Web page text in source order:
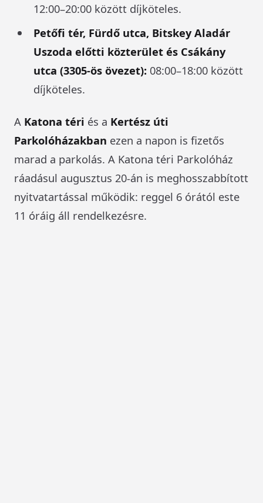
12:00–20:00 között díjköteles.
Petőfi tér, Fürdő utca, Bitskey Aladár
Uszoda előtti közterület és Csákány
utca (3305-ös övezet):08:00–18:00 között
díjköteles.
A Katona téri és a Kertész úti
Parkolóházakban ezen a napon is fizetős
marad a parkolás. A Katona téri Parkolóház
ráadásul augusztus 20-án is meghosszabbított
nyitvatartással működik: reggel 6 órától este
11 óráig áll rendelkezésre.